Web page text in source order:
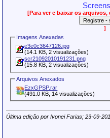
[Para ver e baixar os
]
Imagens Anexadas
e3e0c3647126.jpg
(14.1 KB, 2 visualizações)
scr21092010191231.png
(15.8 KB, 2 visualizações)
Arquivos Anexados
EzxGPSP.rar
(491.0 KB, 14 visualizações)
Última edição por Ivonei Farias; 23-09-